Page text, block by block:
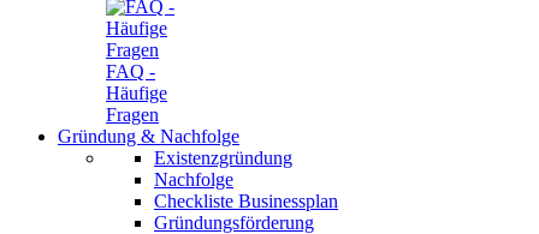
FAQ -
Häufige
Fragen
Gründung & Nachfolge
Existenzgründung
Nachfolge
Checkliste Businessplan
Gründungsförderung